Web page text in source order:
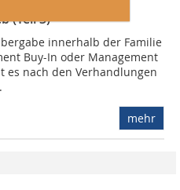
(Teil 3)
innerhalb der Familie
Buy-In oder Management
es nach den Verhandlungen
mehr